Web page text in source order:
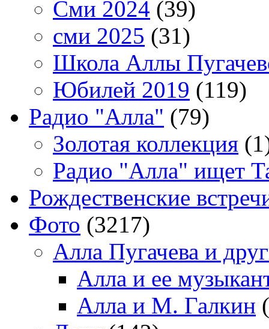
Сми 2024 (39)
сми 2025 (31)
Школа Аллы
Юбилей 2019 (119)
Радио "Алла" (79)
Золотая коллекция
Радио "Алла" ищет
Рождественские
Фото (3217)
Алла Пугачева и
Алла и ее
Алла и М. Галкин